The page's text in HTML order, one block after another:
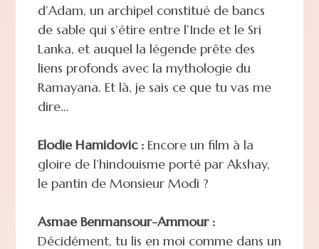
d’Adam, un archipel constitué de bancs
de sable qui s’étire entre l’Inde et le Sri
Lanka, et auquel la légende prête des
liens profonds avec la mythologie du
Ramayana. Et là, je sais ce que tu vas me
dire…
Elodie Hamidovic : Encore un film à la
gloire de l’hindouisme porté par Akshay,
le pantin de Monsieur Modi ?
Asmae Benmansour-Ammour :
Décidément, tu lis en moi comme dans un